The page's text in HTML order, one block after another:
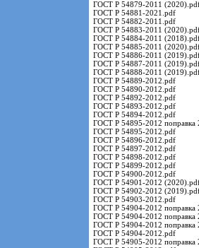
ГОСТ Р 54879-2011
ГОСТ Р 54881-2021.pdf
ГОСТ Р 54882-2011.pdf
ГОСТ Р 54883-2011
ГОСТ Р 54884-2011
ГОСТ Р 54885-2011
ГОСТ Р 54886-2011
ГОСТ Р 54887-2011
ГОСТ Р 54888-2011
ГОСТ Р 54889-2012.pdf
ГОСТ Р 54890-2012.pdf
ГОСТ Р 54892-2012.pdf
ГОСТ Р 54893-2012.pdf
ГОСТ Р 54894-2012.pdf
ГОСТ Р 54895-2012 поправка
ГОСТ Р 54895-2012.pdf
ГОСТ Р 54896-2012.pdf
ГОСТ Р 54897-2012.pdf
ГОСТ Р 54898-2012.pdf
ГОСТ Р 54899-2012.pdf
ГОСТ Р 54900-2012.pdf
ГОСТ Р 54901-2012
ГОСТ Р 54902-2012
ГОСТ Р 54903-2012.pdf
ГОСТ Р 54904-2012 поправка
ГОСТ Р 54904-2012 поправка
ГОСТ Р 54904-2012 поправка
ГОСТ Р 54904-2012.pdf
ГОСТ Р 54905-2012 поправка